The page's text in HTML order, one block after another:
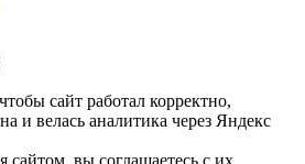
сайт работал корректно,
и велась аналитика через Яндекс